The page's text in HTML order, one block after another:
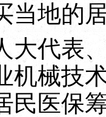
当地的
代表、
机械技
民医保